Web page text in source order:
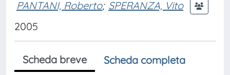
PANTANI, Roberto; SPERANZA, Vito
2005
Scheda breve
Scheda completa